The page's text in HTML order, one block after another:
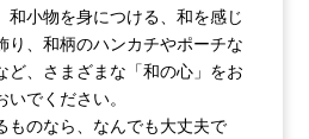
和小物を身につける、和を感じ
り、和柄のハンカチやポーチな
ど、さまざまな「和の心」をお
でください。
ものなら、なんでも大丈夫で